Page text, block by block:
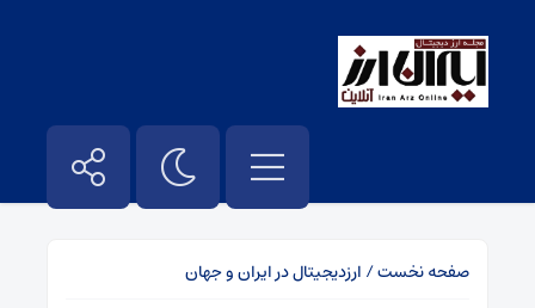
صفحه نخست/ ارزدیجیتال در ایران و جهان